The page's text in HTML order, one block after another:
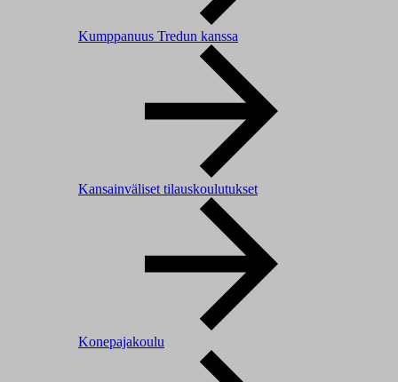
Kumppanuus Tredun kanssa
Kansainväliset tilauskoulutukset
Konepajakoulu